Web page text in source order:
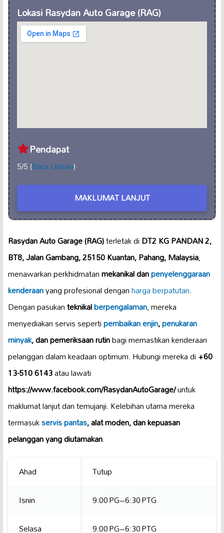
Lokasi Rasydan Auto Garage (RAG)
Pendapat
5/5 (Baca Ulasan)
MAKLUMAT LANJUT
Rasydan Auto Garage (RAG)terletak diDT2 KG PANDAN 2,
BT8, Jalan Gambang, 25150 Kuantan, Pahang, Malaysia,
menawarkan perkhidmatanmekanikal danpenyelenggaraan
kenderaanyang profesional denganharga berpatutan.
Dengan pasukanteknikalberpengalaman, mereka
menyediakan servis sepertipembaikan enjin,penukaran
minyak, dan pemeriksaan rutinbagi memastikan kenderaan
pelanggan dalam keadaan optimum. Hubungi mereka di+60
13-510 6143atau lawati
https://www.facebook.com/RasydanAutoGarage/untuk
maklumat lanjut dan temujanji. Kelebihan utama mereka
termasukservis pantas, alat moden, dan kepuasan
pelanggan yang diutamakan.
Ahad
Tutup
Isnin
9:00 PG–6:30 PTG
Selasa
9:00 PG–6:30 PTG